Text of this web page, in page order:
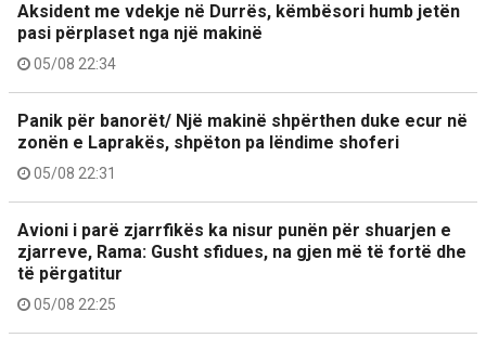
Aksident me vdekje në Durrës, këmbësori humb jetën
pasi përplaset nga një makinë
05/08 22:34
Panik për banorët/ Një makinë shpërthen duke ecur në
zonën e Laprakës, shpëton pa lëndime shoferi
05/08 22:31
Avioni i parë zjarrfikës ka nisur punën për shuarjen e
zjarreve, Rama: Gusht sfidues, na gjen më të fortë dhe
të përgatitur
05/08 22:25